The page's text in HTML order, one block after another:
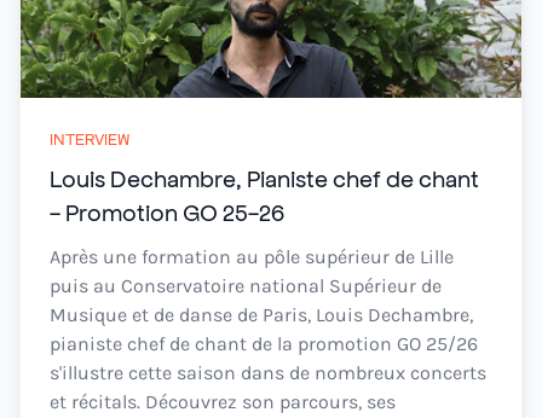
INTERVIEW
Louis Dechambre, Pianiste chef de chant
- Promotion GO 25-26
Après une formation au pôle supérieur de Lille
puis au Conservatoire national Supérieur de
Musique et de danse de Paris, Louis Dechambre,
pianiste chef de chant de la promotion GO 25/26
s'illustre cette saison dans de nombreux concerts
et récitals. Découvrez son parcours, ses